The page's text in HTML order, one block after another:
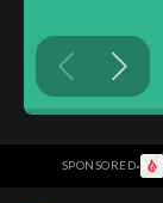
SPONSORED·